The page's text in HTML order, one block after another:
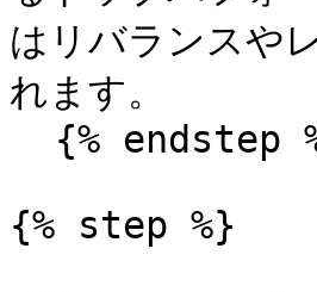
はリバランスや
れます。
{% step %}